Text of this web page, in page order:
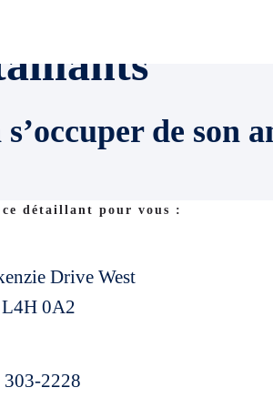
de son
ce détaillant pour vous :
Drive West
L4H 0A2
303-2228